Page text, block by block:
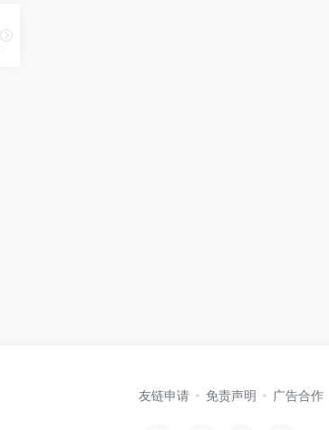
友链申请 免责声明 广告合作